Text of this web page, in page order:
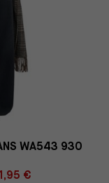
WA543 930
€